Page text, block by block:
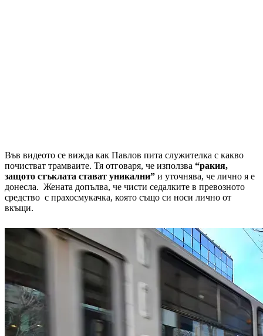
Във видеото се вижда как Павлов пита служителка с какво
почистват трамваите. Тя отговаря, че използва “ракия,
защото стъклата стават уникални” и уточнява, че лично я е
донесла. Жената допълва, че чисти седалките в превозното
средство с прахосмукачка, която също си носи лично от
вкъщи.